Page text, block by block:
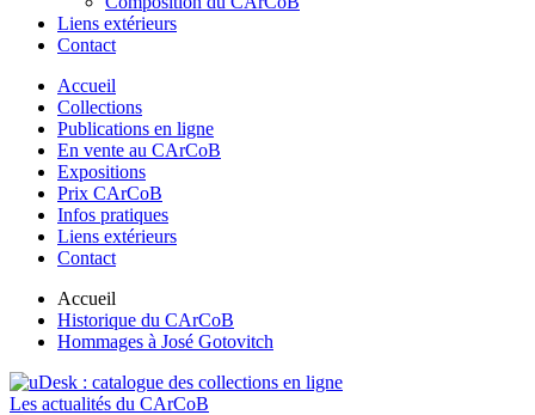
Liens extérieurs
Contact
Accueil
Collections
Publications en ligne
En vente au CArCoB
Expositions
Prix CArCoB
Infos pratiques
Liens extérieurs
Contact
Accueil
Historique du CArCoB
Hommages à José Gotovitch
Les actualités du CArCoB